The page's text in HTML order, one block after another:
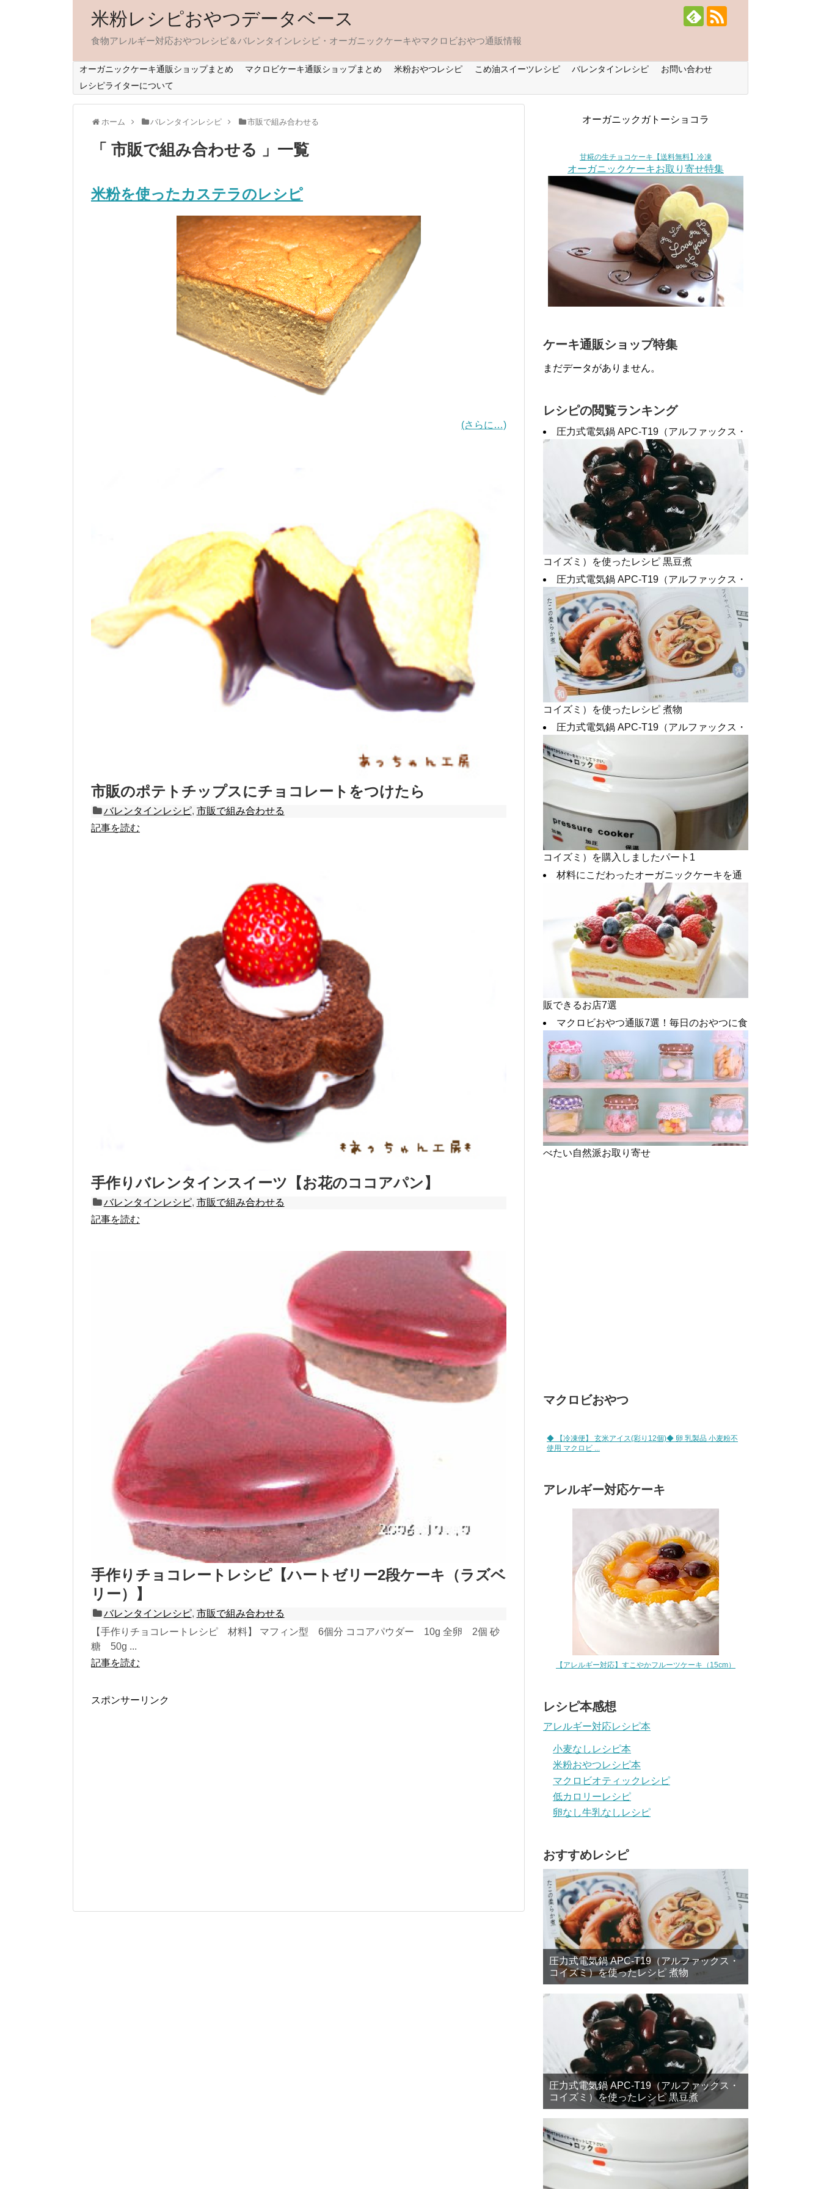
米粉レシピおやつデータベース
食物アレルギー対応おやつレシピ＆バレンタインレシピ・オーガニックケーキやマクロビおやつ通販情報
オーガニックケーキ通販ショップまとめ マクロビケーキ通販ショップまとめ 米粉おやつレシピ こめ油スイーツレシピ バレンタインレシピ
お問い合わせ
レシピライターについて
ホーム バレンタインレシピ 市販で組み合わせる
「 市販で組み合わせる 」一覧
米粉を使ったカステラのレシピ
(さらに…)
市販のポテトチップスにチョコレートをつけたら
バレンタインレシピ, 市販で組み合わせる
記事を読む
手作りバレンタインスイーツ【お花のココアパン】
バレンタインレシピ, 市販で組み合わせる
記事を読む
手作りチョコレートレシピ【ハートゼリー2段ケーキ（ラズベ
リー）】
バレンタインレシピ, 市販で組み合わせる
【手作りチョコレートレシピ 材料】 マフィン型 6個分 ココアパウダー 10g 全卵 2個 砂
糖 50g ...
記事を読む
スポンサーリンク
オーガニックガトーショコラ
甘糀の生チョコケーキ【送料無料】冷凍
オーガニックケーキお取り寄せ特集
ケーキ通販ショップ特集
まだデータがありません。
レシピの閲覧ランキング
圧力式電気鍋 APC-T19（アルファックス・
コイズミ）を使ったレシピ 黒豆煮
圧力式電気鍋 APC-T19（アルファックス・
コイズミ）を使ったレシピ 煮物
圧力式電気鍋 APC-T19（アルファックス・
コイズミ）を購入しましたパート1
材料にこだわったオーガニックケーキを通
販できるお店7選
マクロビおやつ通販7選！毎日のおやつに食
べたい自然派お取り寄せ
マクロビおやつ
◆ 【冷凍便】 玄米アイス(彩り12個)◆ 卵 乳製品 小麦粉不
使用 マクロビ ...
アレルギー対応ケーキ
【アレルギー対応】すこやかフルーツケーキ（15cm）
レシピ本感想
アレルギー対応レシピ本
小麦なしレシピ本
米粉おやつレシピ本
マクロビオティックレシピ
低カロリーレシピ
卵なし牛乳なしレシピ
おすすめレシピ
圧力式電気鍋 APC-T19（アルファックス・
コイズミ）を使ったレシピ 煮物
圧力式電気鍋 APC-T19（アルファックス・
コイズミ）を使ったレシピ 黒豆煮